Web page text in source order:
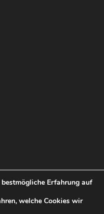
Erfahrung auf
welche Cookies wir